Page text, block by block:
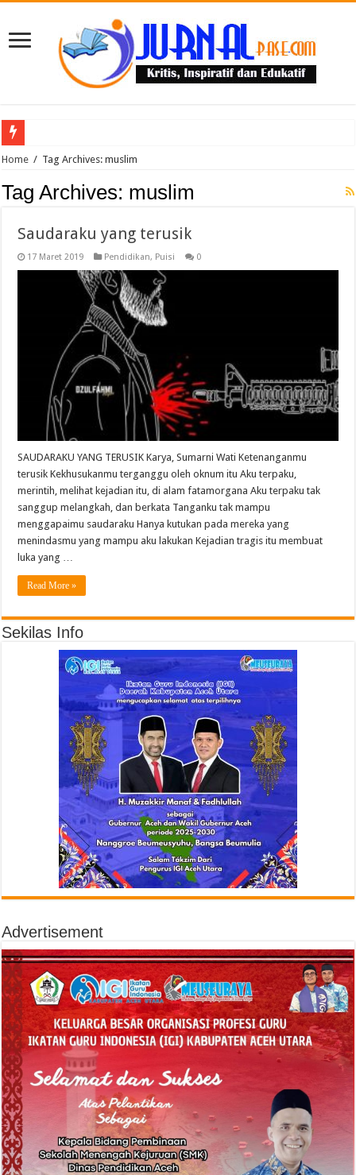
Puluhan Guru Berkumpul di TPN XIII Aceh Utara, Kacabdin Tekankan Cetak
Home / Tag Archives: muslim
Tag Archives: muslim
Saudaraku yang terusik
17 Maret 2019 Pendidikan, Puisi 0
SAUDARAKU YANG TERUSIK Karya, Sumarni Wati Ketenanganmu
terusik Kekhusukanmu terganggu oleh oknum itu Aku terpaku,
merintih, melihat kejadian itu, di alam fatamorgana Aku terpaku tak
sanggup melangkah, dan berkata Tanganku tak mampu
menggapaimu saudaraku Hanya kutukan pada mereka yang
menindasmu yang mampu aku lakukan Kejadian tragis itu membuat
luka yang …
Read More »
Sekilas Info
Advertisement